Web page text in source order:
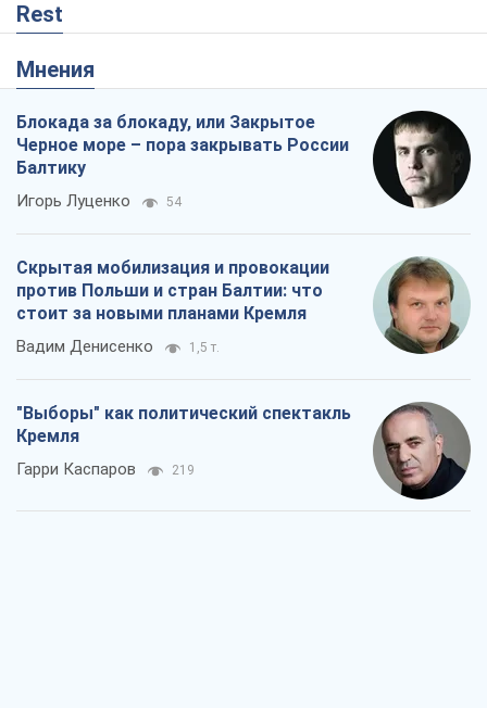
Rest
Мнения
Блокада за блокаду, или Закрытое
Черное море – пора закрывать России
Балтику
Игорь Луценко 54
Скрытая мобилизация и провокации
против Польши и стран Балтии: что
стоит за новыми планами Кремля
Вадим Денисенко 1,5 т.
"Выборы" как политический спектакль
Кремля
Гарри Каспаров 219